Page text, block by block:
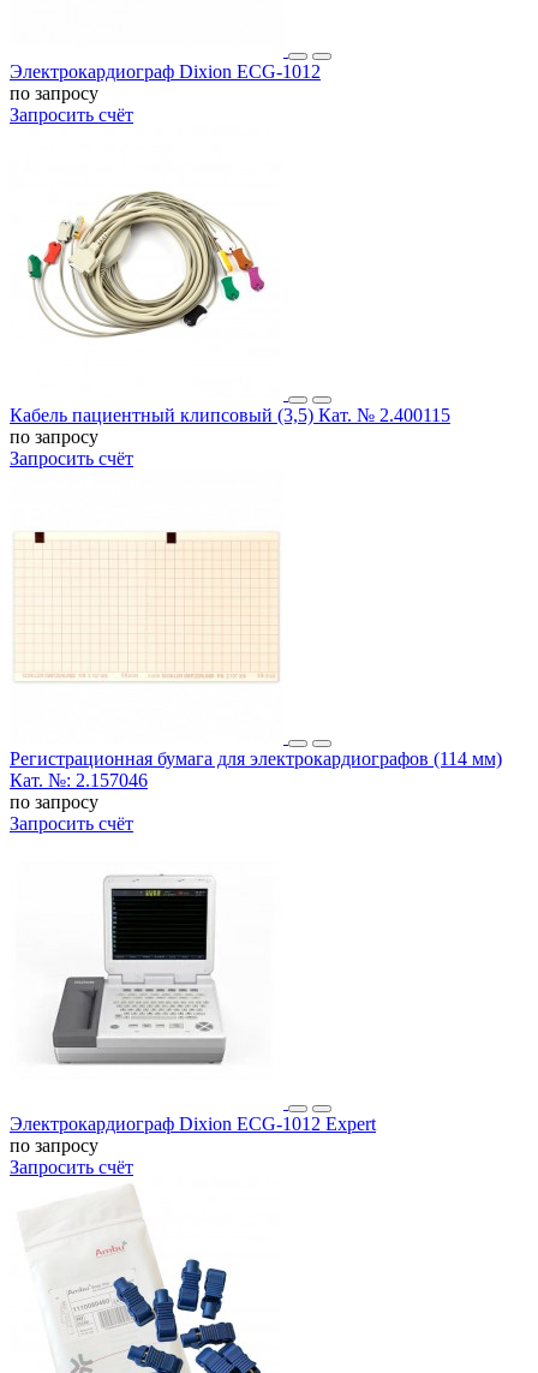
Электрокардиограф Dixion ECG-1012
по запросу
Запросить счёт
Кабель пациентный клипсовый (3,5) Кат. № 2.400115
по запросу
Запросить счёт
Регистрационная бумага для электрокардиографов (114 мм)
Кат. №: 2.157046
по запросу
Запросить счёт
Электрокардиограф Dixion ECG-1012 Expert
по запросу
Запросить счёт